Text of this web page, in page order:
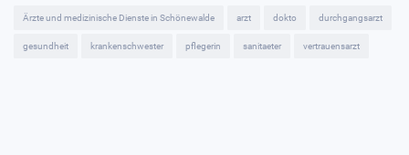
Ärzte und medizinische Dienste in Schönewalde arzt dokto durchgangsarzt
gesundheit krankenschwester pflegerin sanitaeter vertrauensarzt